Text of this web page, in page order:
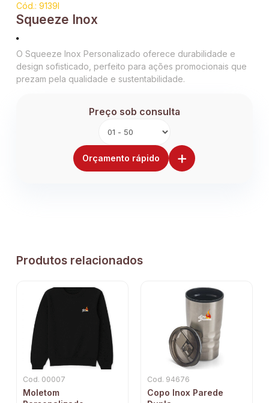
Cód.: 9139I
Squeeze Inox
O Squeeze Inox Personalizado oferece durabilidade e
design sofisticado, perfeito para ações promocionais que
prezam pela qualidade e sustentabilidade.
Preço sob consulta
Orçamento rápido +
Produtos relacionados
Cod. 00007
Moletom
Cod. 94676
Copo Inox Parede